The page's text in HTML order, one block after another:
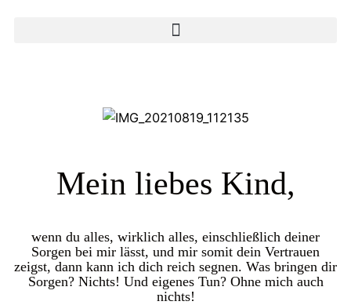
Mein liebes Kind,
wenn du alles, wirklich alles, einschließlich deiner
Sorgen bei mir lässt, und mir somit dein Vertrauen
zeigst, dann kann ich dich reich segnen. Was bringen dir
Sorgen? Nichts! Und eigenes Tun? Ohne mich auch
nichts!